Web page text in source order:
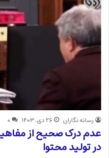
رسانه نگاران ۲۶ دی, ۱۴۰۳ ۰
عدم درک صحیح از
در تولید محتوا